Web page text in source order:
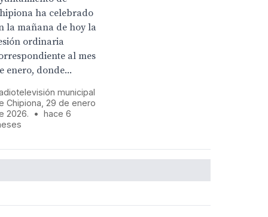
ha celebrado
la mañana de hoy la
ordinaria
al mes
enero, donde...
municipal
Chipiona, 29 de enero
2026.
•
hace 6